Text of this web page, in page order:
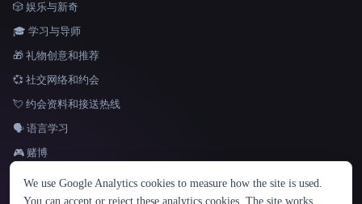
语言
English español Français Русский 简体中文
🎲 娱乐与新奇
🎓 学习与导师
🎁 礼物创意和推荐
💞 社交网络和约会
💘 约会资料和接送热线
🗣️ 语言学习
🎮 赌博
We use Google Analytics cookies to measure how the site is used.
You can accept or reject these analytics cookies. The site works